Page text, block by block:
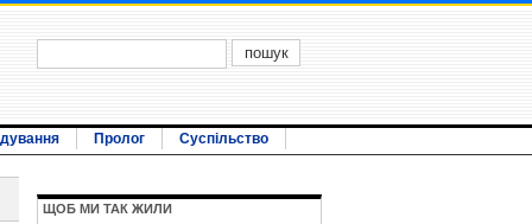
Пролог Суспільство
ЩОБ МИ ТАК ЖИЛИ